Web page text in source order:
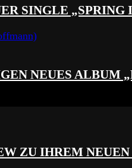
SINGLE
NEUES ALBUM
ZU IHREM